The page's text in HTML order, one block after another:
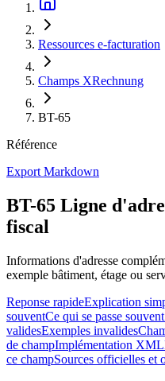
Ressources e-facturation
Champs XRechnung
BT-65
Référence
Export Markdown
BT-65 Ligne
fiscal
Informations d'adresse
exemple bâtiment, étage ou
Reponse rapideExplication
souventCe qui se passe
validesExemples invalides
de champImplémentation XML
ce champSources officielles et